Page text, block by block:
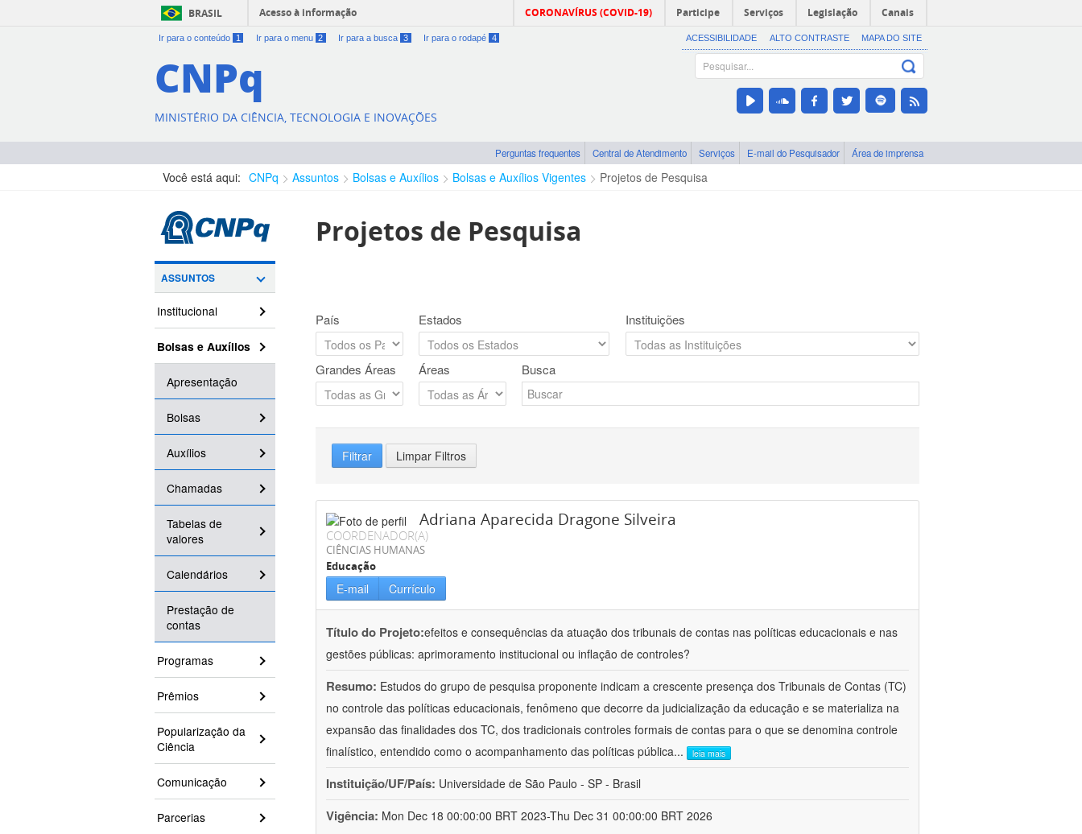
BRASIL Acesso à informação CORONAVÍRUS (COVID-19) Participe Serviços Legislação Canais
Ir para o conteúdo 1 Ir para o menu 2 Ir para a busca 3 Ir para o rodapé 4 ACESSIBILIDADE ALTO CONTRASTE MAPA DO SITE
CNPq
MINISTÉRIO DA CIÊNCIA, TECNOLOGIA E INOVAÇÕES
Perguntas frequentes Central de Atendimento Serviços E-mail do Pesquisador Área de imprensa
Você está aqui: CNPq Assuntos Bolsas e Auxílios Bolsas e Auxílios Vigentes Projetos de Pesquisa
ASSUNTOS
Institucional
Bolsas e Auxílios
Apresentação
Bolsas
Auxílios
Chamadas
Tabelas de
valores
Calendários
Prestação de
contas
Programas
Prêmios
Popularização da
Ciência
Comunicação
Parcerias
Projetos de Pesquisa
País Estados Instituições
Grandes Áreas Áreas Busca
Filtrar Limpar Filtros
Adriana Aparecida Dragone Silveira
COORDENADOR(A)
CIÊNCIAS HUMANAS
Educação
E-mail Currículo
Título do Projeto:efeitos e consequências da atuação dos tribunais de contas nas políticas educacionais e nas
gestões públicas: aprimoramento institucional ou inflação de controles?
Resumo: Estudos do grupo de pesquisa proponente indicam a crescente presença dos Tribunais de Contas (TC)
no controle das políticas educacionais, fenômeno que decorre da judicialização da educação e se materializa na
expansão das finalidades dos TC, dos tradicionais controles formais de contas para o que se denomina controle
finalístico, entendido como o acompanhamento das políticas pública... leia mais
Instituição/UF/País: Universidade de São Paulo - SP - Brasil
Vigência: Mon Dec 18 00:00:00 BRT 2023-Thu Dec 31 00:00:00 BRT 2026